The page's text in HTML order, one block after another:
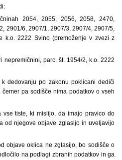
2054, 2055, 2056, 2058, 2470,
2901/6, 2907/1, 2907/3, 2907/4, 2907/5,
k.o. 2222 Svino (premoženje v zvezi z
nepremičnini, parc. št. 1954/2, k.o. 2222
dedovanju po zakonu poklicani dediči
pa sodišče nima podatkov o vseh
vse tiste, ki mislijo, da imajo pravico do
od njegove objave zglasijo in uveljavijo
objave oklica ne zglasijo, bo sodišče o
na podlagi zbranih podatkov in ga